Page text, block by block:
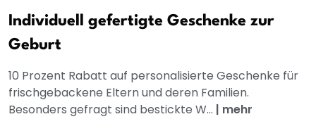
Individuell gefertigte Geschenke zur
Geburt
10 Prozent Rabatt auf personalisierte Geschenke für
frischgebackene Eltern und deren Familien.
Besonders gefragt sind bestickte W... | mehr